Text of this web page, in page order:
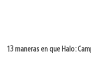
13 maneras en que Halo: